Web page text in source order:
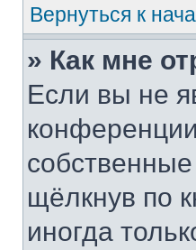
Вернуться к
» Как мне
Если вы не
щёлкнув по
иногда